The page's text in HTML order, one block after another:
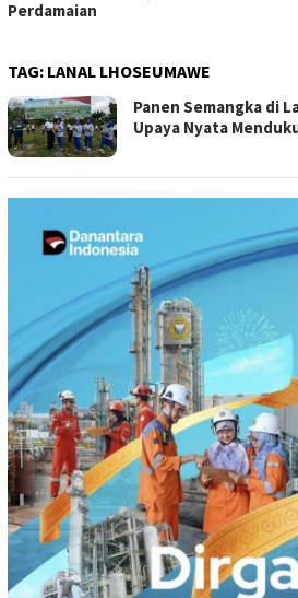
Perdamaian
TAG: LANAL LHOSEUMAWE
Panen Semangka di
Upaya Nyata